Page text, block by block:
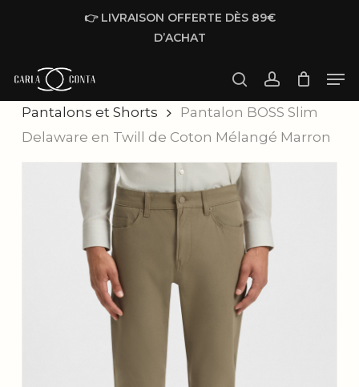
content
👉 LIVRAISON OFFERTE DÈS 89€
D’ACHAT
Accueil Homme
Prêt à porter
Pantalons et Shorts
Pantalon BOSS Slim
Delaware en Twill de Coton Mélangé Marron